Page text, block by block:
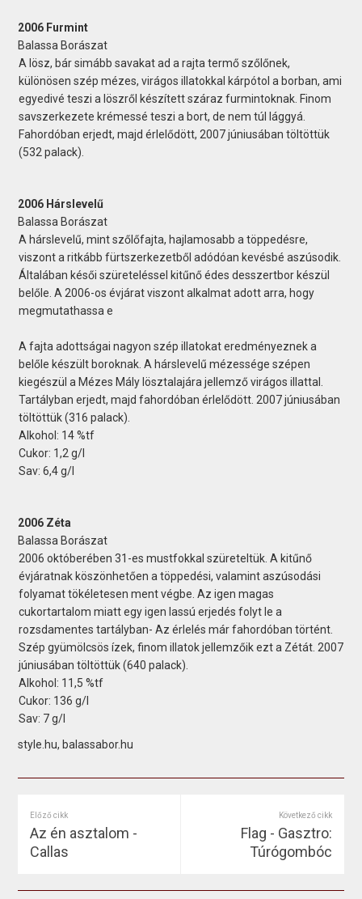
2006 Furmint
Balassa Borászat
A lösz, bár simább savakat ad a rajta termő szőlőnek,
különösen szép mézes, virágos illatokkal kárpótol a borban, ami
egyedivé teszi a löszről készített száraz furmintoknak. Finom
savszerkezete krémessé teszi a bort, de nem túl lággyá.
Fahordóban erjedt, majd érlelődött, 2007 júniusában töltöttük
(532 palack).
2006 Hárslevelű
Balassa Borászat
A hárslevelű, mint szőlőfajta, hajlamosabb a töppedésre,
viszont a ritkább fürtszerkezetből adódóan kevésbé aszúsodik.
Általában késői szüreteléssel kitűnő édes desszertbor készül
belőle. A 2006-os évjárat viszont alkalmat adott arra, hogy
megmutathassa e
A fajta adottságai nagyon szép illatokat eredményeznek a
belőle készült boroknak. A hárslevelű mézessége szépen
kiegészül a Mézes Mály lösztalajára jellemző virágos illattal.
Tartályban erjedt, majd fahordóban érlelődött. 2007 júniusában
töltöttük (316 palack).
Alkohol: 14 %tf
Cukor: 1,2 g/l
Sav: 6,4 g/l
2006 Zéta
Balassa Borászat
2006 októberében 31-es mustfokkal szüreteltük. A kitűnő
évjáratnak köszönhetően a töppedési, valamint aszúsodási
folyamat tökéletesen ment végbe. Az igen magas
cukortartalom miatt egy igen lassú erjedés folyt le a
rozsdamentes tartályban- Az érlelés már fahordóban történt.
Szép gyümölcsös ízek, finom illatok jellemzőik ezt a Zétát. 2007
júniusában töltöttük (640 palack).
Alkohol: 11,5 %tf
Cukor: 136 g/l
Sav: 7 g/l
style.hu, balassabor.hu
Előző cikk
Az én asztalom -
Callas
Következő cikk
Flag - Gasztro:
Túrógombóc